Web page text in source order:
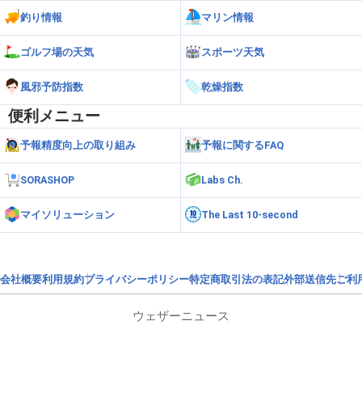
釣り情報 マリン情報
ゴルフ場の天気 スポーツ天気
風邪予防指数 乾燥指数
便利メニュー
予報精度向上の取り組み 予報に関するFAQ
SORASHOP Labs Ch.
マイソリューション The Last 10-second
会社概要利用規約プライバシーポリシー特定商取引法の表記外部送信先ご利
ウェザーニュース